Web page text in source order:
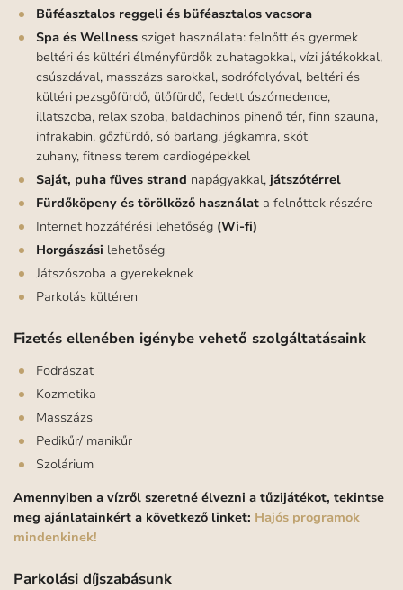
Büféasztalos reggeli és büféasztalos vacsora
Spa és Wellness sziget használata: felnőtt és gyermek
beltéri és kültéri élményfürdők zuhatagokkal, vízi játékokkal,
csúszdával, masszázs sarokkal, sodrófolyóval, beltéri és
kültéri pezsgőfürdő, ülőfürdő, fedett úszómedence,
illatszoba, relax szoba, baldachinos pihenő tér, finn szauna,
infrakabin, gőzfürdő, só barlang, jégkamra, skót
zuhany, fitness terem cardiogépekkel
Saját, puha füves strand napágyakkal, játszótérrel
Fürdőköpeny és törölköző használat a felnőttek részére
Internet hozzáférési lehetőség (Wi-fi)
Horgászási lehetőség
Játszószoba a gyerekeknek
Parkolás kültéren
Fizetés ellenében igénybe vehető szolgáltatásaink
Fodrászat
Kozmetika
Masszázs
Pedikűr/ manikűr
Szolárium
Amennyiben a vízről szeretné élvezni a tűzijátékot, tekintse
meg ajánlatainkért a következő linket: Hajós programok
mindenkinek!
Parkolási díjszabásunk